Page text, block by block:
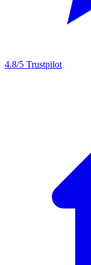
4.8/5 Trustpilot